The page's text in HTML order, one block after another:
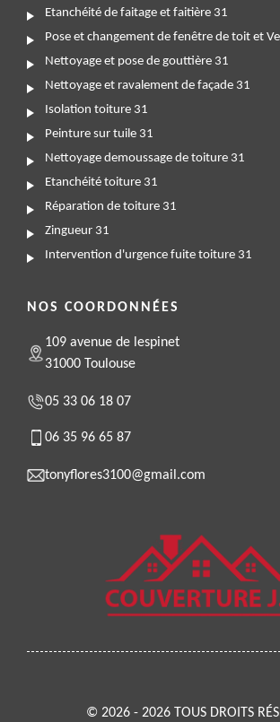
Etanchéité de faitage et faitière 31
Pose et changement de fenêtre de toit et
Nettoyage et pose de gouttière 31
Nettoyage et ravalement de façade 31
Isolation toiture 31
Peinture sur tuile 31
Nettoyage demoussage de toiture 31
Etanchéité toiture 31
Réparation de toiture 31
Zingueur 31
Intervention d'urgence fuite toiture 31
NOS COORDONNÉES
109 avenue de lespinet
31000 Toulouse
05 33 06 18 07
06 35 96 65 87
tonyflores3100@gmail.com
© 2026 - 2026 TOUS DROITS